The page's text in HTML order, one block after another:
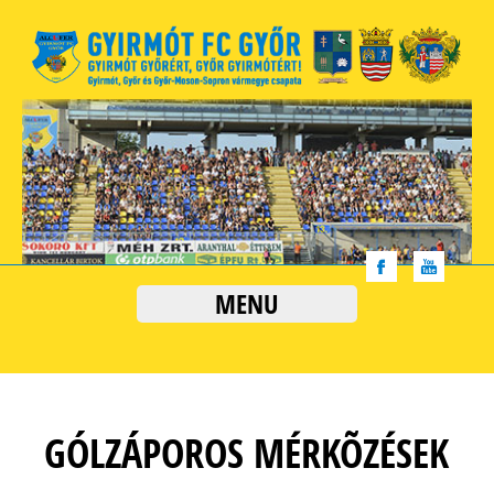
MENU
GÓLZÁPOROS MÉRKÕZÉSEK